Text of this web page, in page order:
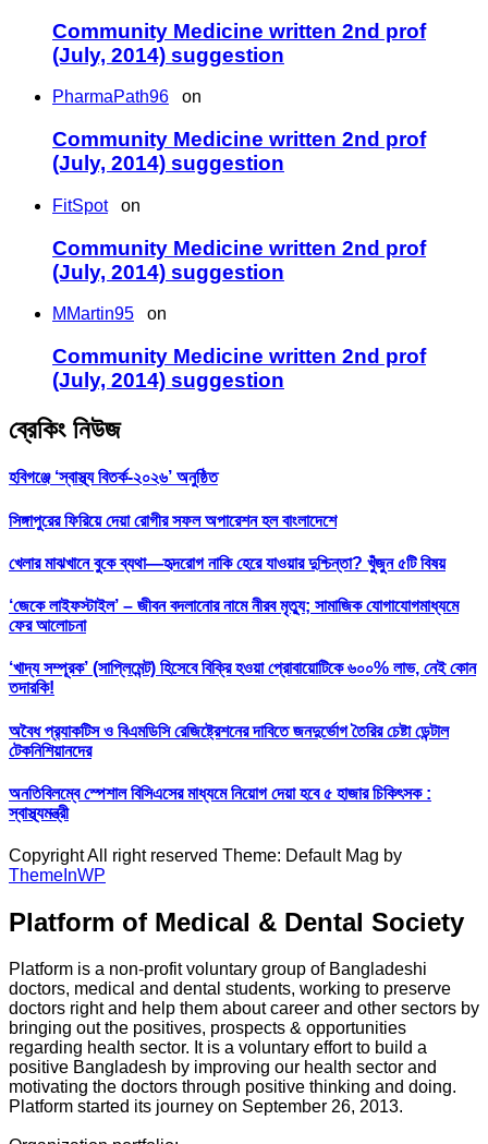
Community Medicine written 2nd prof
(July, 2014) suggestion
PharmaPath96 on
Community Medicine written 2nd prof
(July, 2014) suggestion
FitSpoton
Community Medicine written 2nd prof
(July, 2014) suggestion
MMartin95 on
Community Medicine written 2nd prof
(July, 2014) suggestion
ব্রেকিং নিউজ
হবিগঞ্জে ‘স্বাস্থ্য বিতর্ক-২০২৬’ অনুষ্ঠিত
সিঙ্গাপুরের ফিরিয়ে দেয়া রোগীর সফল অপারেশন হল বাংলাদেশে
খেলার মাঝখানে বুকে ব্যথা—হৃদরোগ নাকি হেরে যাওয়ার দুশ্চিন্তা? খুঁজুন ৫টি বিষয়
‘জেকে লাইফস্টাইল’ – জীবন বদলানোর নামে নীরব মৃত্যু; সামাজিক যোগাযোগমাধ্যমে
ফের আলোচনা
‘খাদ্য সম্পূরক’ (সাপ্লিমেন্ট) হিসেবে বিক্রি হওয়া প্রোবায়োটিকে ৬০০% লাভ, নেই কোন
তদারকি!
অবৈধ প্র‍্যাকটিস ও বিএমডিসি রেজিষ্ট্রেশনের দাবিতে জনদুর্ভোগ তৈরির চেষ্টা ডেন্টাল
টেকনিশিয়ানদের
অনতিবিলম্বে স্পেশাল বিসিএসের মাধ্যমে নিয়োগ দেয়া হবে ৫ হাজার চিকিৎসক :
স্বাস্থ্যমন্ত্রী
Copyright All right reserved Theme: Default Mag by
ThemeInWP
Platform of Medical & Dental Society
Platform is a non-profit voluntary group of Bangladeshi
doctors, medical and dental students, working to preserve
doctors right and help them about career and other sectors by
bringing out the positives, prospects & opportunities
regarding health sector. It is a voluntary effort to build a
positive Bangladesh by improving our health sector and
motivating the doctors through positive thinking and doing.
Platform started its journey on September 26, 2013.